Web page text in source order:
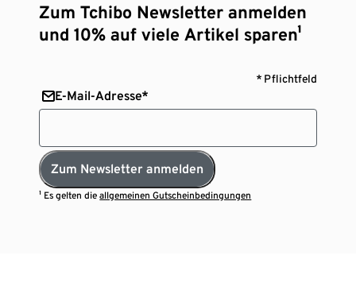
Zum Tchibo Newsletter anmelden
und 10% auf viele Artikel sparen¹
* Pflichtfeld
E-Mail-Adresse*
Zum Newsletter anmelden
¹ Es gelten dieallgemeinen Gutscheinbedingungen